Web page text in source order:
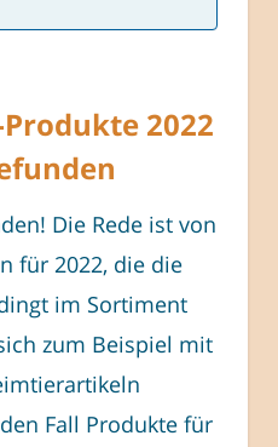
2022
Die Rede ist von
für 2022, die die
im Sortiment
zum Beispiel mit
Fall Produkte für